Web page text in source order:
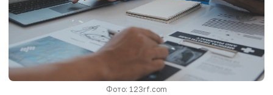
Фото: 123rf.com